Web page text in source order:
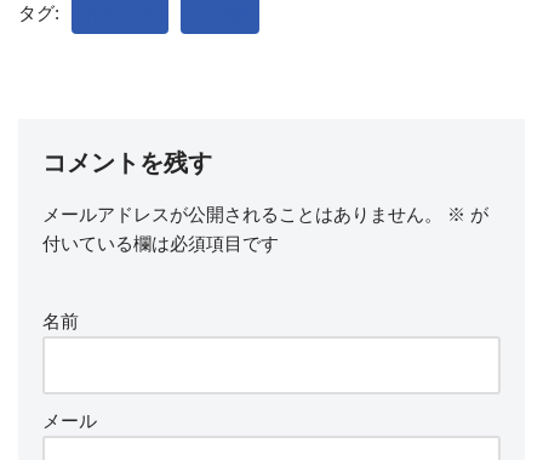
タグ:
コメントを残す
メールアドレスが公開されることはありません。 ※ が
付いている欄は必須項目です
名前
メール